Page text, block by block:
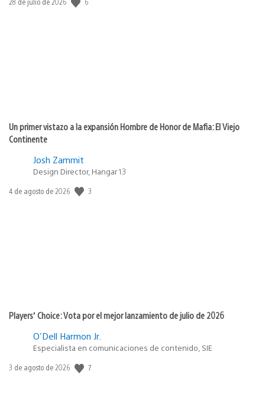
Un primer vistazo a la expansión Hombre de Honor de Mafia: El Viejo
Continente
Josh Zammit
Design Director, Hangar 13
Fecha
4 de agosto de 2026 3
Players’ Choice: Vota por el mejor lanzamiento de julio de 2026
O'Dell Harmon Jr.
Especialista en comunicaciones de contenido, SIE
Fecha
3 de agosto de 2026 7